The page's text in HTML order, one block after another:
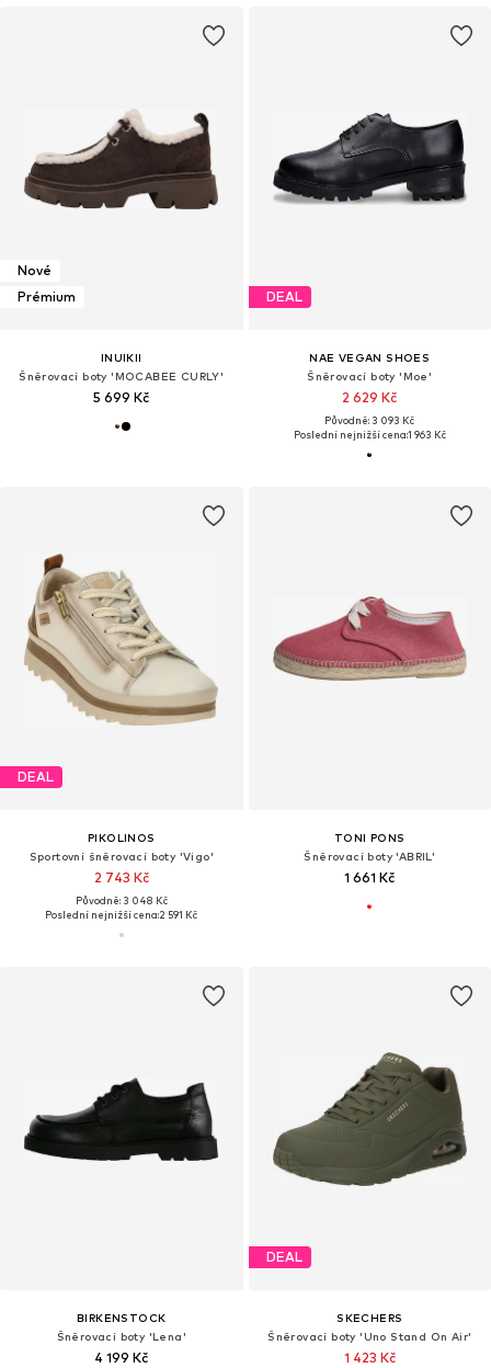
Nové
Prémium
INUIKII
Šněrovací boty 'MOCABEE CURLY'
5 699 Kč
DEAL
NAE VEGAN SHOES
Šněrovací boty 'Moe'
2 629 Kč
Původně: 3 093 Kč
Poslední nejnižší cena:1 963 Kč
DEAL
PIKOLINOS
Sportovní šněrovací boty 'Vigo'
2 743 Kč
Původně: 3 048 Kč
Poslední nejnižší cena:2 591 Kč
TONI PONS
Šněrovací boty 'ABRIL'
1 661 Kč
BIRKENSTOCK
Šněrovací boty 'Lena'
4 199 Kč
DEAL
SKECHERS
Šněrovací boty 'Uno Stand On Air'
1 423 Kč